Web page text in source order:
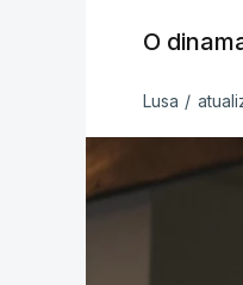
O
Lusa /